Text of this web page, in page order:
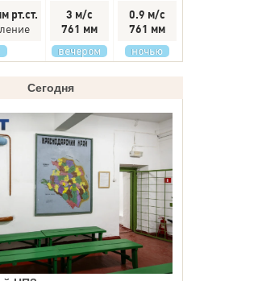
рт.ст.
3 м/с
761 мм
вечером
0.9 м/с
761 мм
ночью
Сегодня